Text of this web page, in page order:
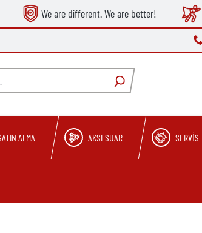
We are different. We are better!
ALMA AKSESUAR SERVIS